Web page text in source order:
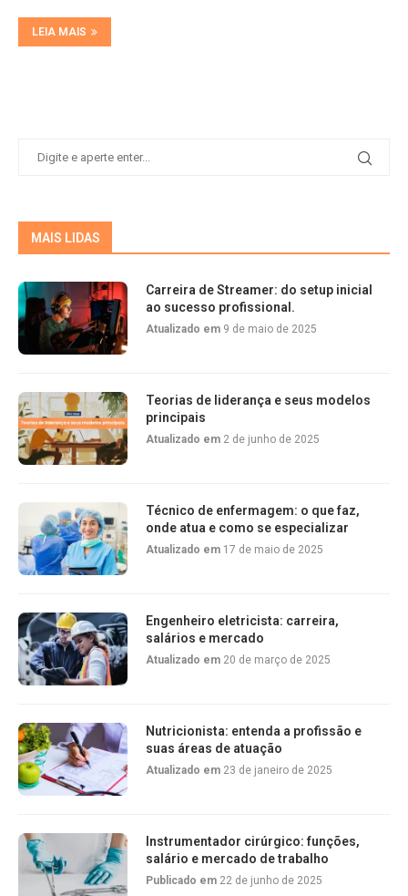
LEIA MAIS
MAIS LIDAS
Carreira de Streamer: do setup inicial
ao sucesso profissional.
Atualizado em 9 de maio de 2025
Teorias de liderança e seus modelos
principais
Atualizado em 2 de junho de 2025
Técnico de enfermagem: o que faz,
onde atua e como se especializar
Atualizado em 17 de maio de 2025
Engenheiro eletricista: carreira,
salários e mercado
Atualizado em 20 de março de 2025
Nutricionista: entenda a profissão e
suas áreas de atuação
Atualizado em 23 de janeiro de 2025
Instrumentador cirúrgico: funções,
salário e mercado de trabalho
Publicado em 22 de junho de 2025